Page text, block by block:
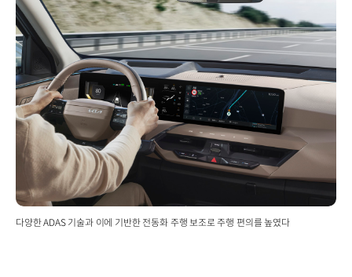
다양한 ADAS 기술과 이에 기반한 전동화 주행 보조로 주행 편의를 높였다